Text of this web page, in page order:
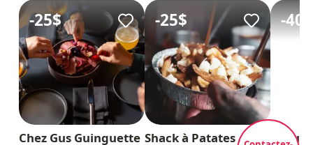
-25$
Chez Gus Guinguette
-25$
Shack à Patates
-40$
Bijou